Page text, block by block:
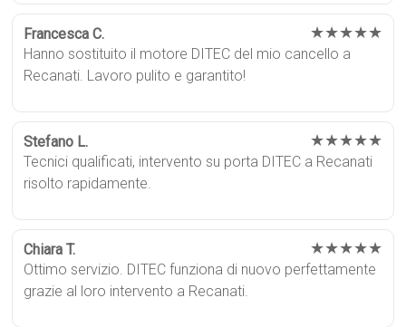
Francesca C. ★★★★★
Hanno sostituito il motore DITEC del mio cancello a
Recanati. Lavoro pulito e garantito!
Stefano L. ★★★★★
Tecnici qualificati, intervento su porta DITEC a Recanati
risolto rapidamente.
Chiara T. ★★★★★
Ottimo servizio. DITEC funziona di nuovo perfettamente
grazie al loro intervento a Recanati.